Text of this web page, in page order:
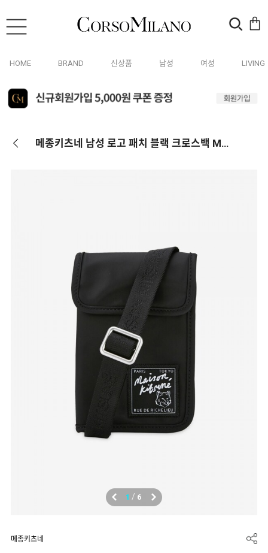
HOME BRAND 신상품 남성 여성 LIVING
메종키츠네 남성 로고 패치 블랙 크로스백 MM05362WQ1001 P199
1 / 6
메종키츠네